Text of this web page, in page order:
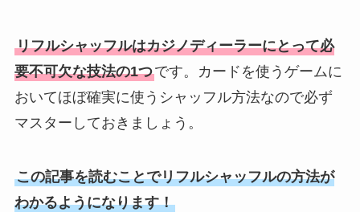
リフルシャッフルはカジノディーラーにとって必
要不可欠な技法の1つです。カードを使うゲームに
おいてほぼ確実に使うシャッフル方法なので必ず
マスターしておきましょう。
この記事を読むことでリフルシャッフルの方法が
わかるようになります！